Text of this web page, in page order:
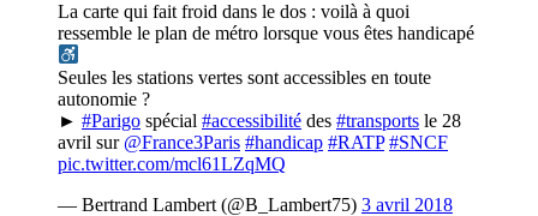
La carte qui fait froid dans le dos : voilà à quoi
ressemble le plan de métro lorsque vous êtes handicapé
Seules les stations vertes sont accessibles en toute
autonomie ?
► #Parigo spécial #accessibilité des #transports le 28
avril sur @France3Paris #handicap #RATP #SNCF
pic.twitter.com/mcl61LZqMQ
— Bertrand Lambert (@B_Lambert75) 3 avril 2018